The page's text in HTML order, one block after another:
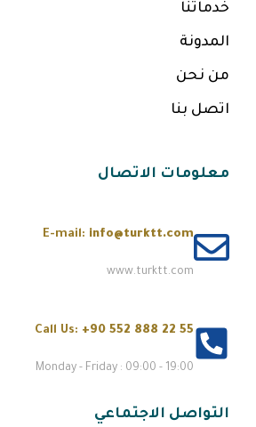
خدماتنا
المدونة
من نحن
اتصل بنا
معلومات الاتصال
E-mail: info@turktt.com
www.turktt.com
Call Us: +90 552 888 22 55
Monday - Friday : 09:00 - 19:00
التواصل الاجتماعي